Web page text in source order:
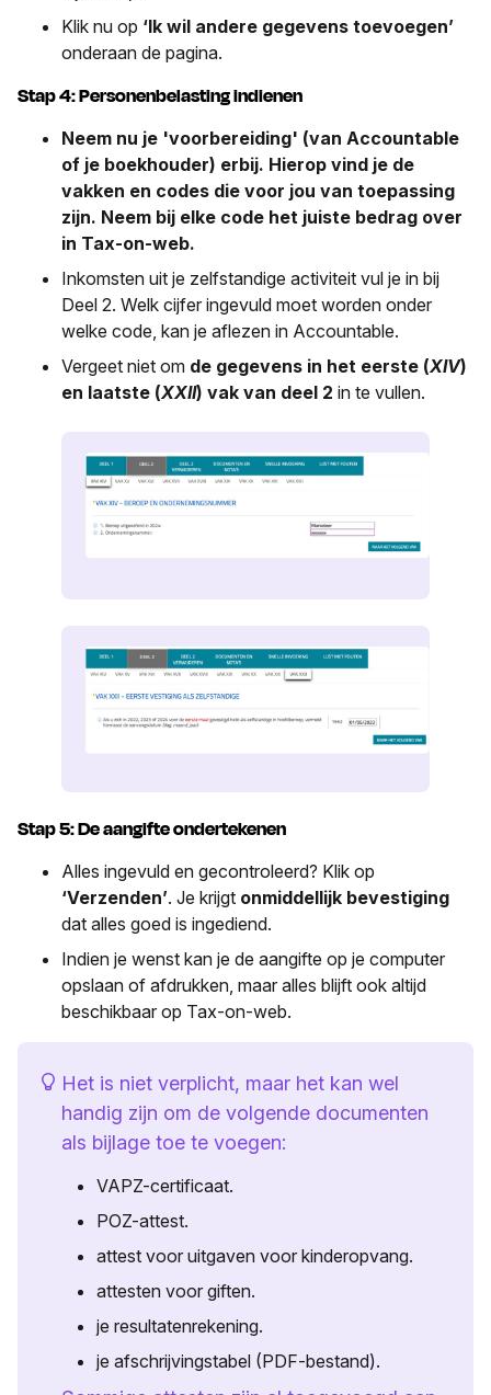
Klik nu op ‘Ik wil andere gegevens toevoegen’
onderaan de pagina.
Stap 4: Personenbelasting indienen
Neem nu je 'voorbereiding' (van Accountable
of je boekhouder) erbij. Hierop vind je de
vakken en codes die voor jou van toepassing
zijn. Neem bij elke code het juiste bedrag over
in Tax-on-web.
Inkomsten uit je zelfstandige activiteit vul je in bij
Deel 2. Welk cijfer ingevuld moet worden onder
welke code, kan je aflezen in Accountable.
Vergeet niet om de gegevens in het eerste (XIV)
en laatste (XXII) vak van deel 2 in te vullen.
Stap 5: De aangifte ondertekenen
Alles ingevuld en gecontroleerd? Klik op
‘Verzenden’. Je krijgt onmiddellijk bevestiging
dat alles goed is ingediend.
Indien je wenst kan je de aangifte op je computer
opslaan of afdrukken, maar alles blijft ook altijd
beschikbaar op Tax-on-web.
Het is niet verplicht, maar het kan wel
handig zijn om de volgende documenten
als bijlage toe te voegen:
VAPZ-certificaat.
POZ-attest.
attest voor uitgaven voor kinderopvang.
attesten voor giften.
je resultatenrekening.
je afschrijvingstabel (PDF-bestand).